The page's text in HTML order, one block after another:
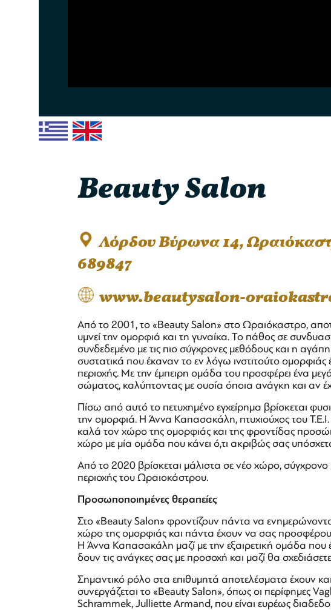
Beauty Salon
Λόρδου Βύρωνα 14,
689847
www.beautysalon-
Από το 2001, το «Beauty Salon» στο Ωραιόκαστρο,
υμνεί την ομορφιά και τη γυναίκα. Το πάθος σε
συνδεδεμένο με τις πιο σύγχρονες μεθόδους και η αγάπη
συστατικά που έκαναν το εν λόγω ινστιτούτο
περιοχής. Με την έμπειρη ομάδα του προσφέρει ένα
σώματος, καλύπτοντας με ουσία όποια ανάγκη και αν
Πίσω από αυτό το πετυχημένο εγχείρημα βρίσκεται
την ομορφιά. Η Άννα Καπασακάλη, πτυχιούχος του
καλά τον χώρο της ομορφιάς και της φροντίδας
χώρο με μία ομάδα που κάνει ό,τι ακριβώς σας
Από το 2020 βρίσκεται μάλιστα σε νέο χώρο, σύγχρονο
περιοχής του Ωραιοκάστρου.
Προσωποποιημένες θεραπείες
Στο «Beauty Salon» φροντίζουν πάντα να
χώρο της ομορφιάς και πάντα έχουν να σας
Η Άννα Καπασακάλη μαζί με την εξαιρετική ομάδα που
δουν τις ανάγκες σας με προσοχή και μαζί θα
Σημαντικό ρόλο στα επιθυμητά αποτελέσματα έχουν και
συνεργάζεται το «Beauty Salon», όπως οι περίφημες
Schrammek, Julliette Armand, που είναι ευρέως